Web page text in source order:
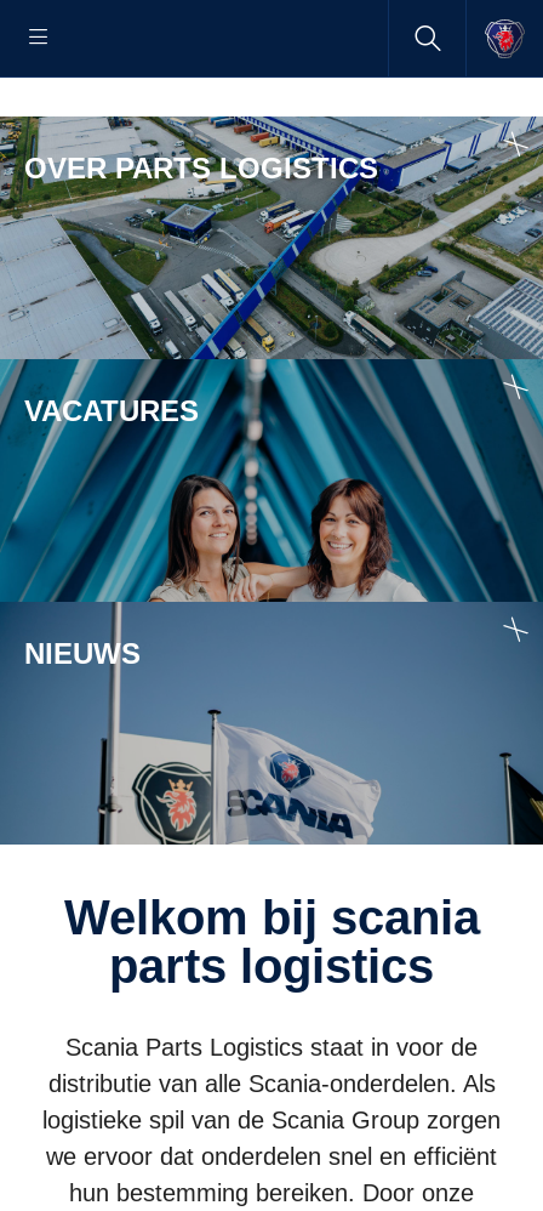
OVER PARTS LOGISTICS
VACATURES
NIEUWS
Welkom bij scania
parts logistics
Scania Parts Logistics staat in voor de
distributie van alle Scania-onderdelen. Als
logistieke spil van de Scania Group zorgen
we ervoor dat onderdelen snel en efficiënt
hun bestemming bereiken. Door onze